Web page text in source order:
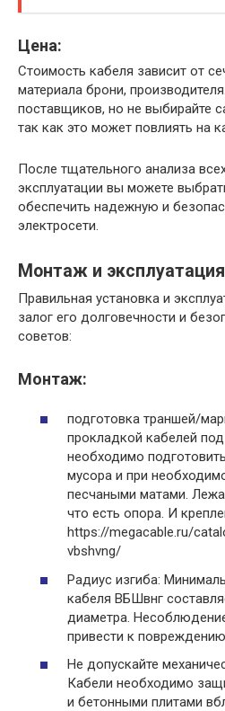
Цена:
Стоимость кабеля зависит от
материала брони,
поставщиков, но не выбирайте
так как это может повлиять на
После тщательного анализа
эксплуатации вы можете
обеспечить надежную и
электросети.​
Монтаж и
Правильная установка и
залог его долговечности и
советов:
Монтаж:
подготовка траншей/
прокладкой кабелей
необходимо
мусора и при
песчаными матами. Лежа
что есть опора. И
https://megacable.ru/
vbshvng/
Радиус изгиба:
кабеля ВБШвнг
диаметра.
привести к
Не допускайте
Кабели необходимо
и бетонными плитами